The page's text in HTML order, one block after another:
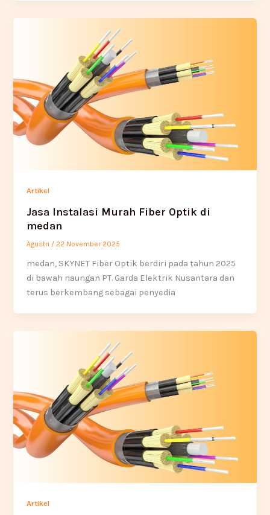
Artikel
Jasa Instalasi Murah Fiber Optik di
medan
Agustri / 22 November 2025
medan, SKYNET Fiber Optik berdiri pada tahun 2025
di bawah naungan PT. Garda Elektrik Nusantara dan
terus berkembang sebagai penyedia
Artikel